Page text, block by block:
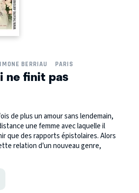
BERRIAU
PARIS
ne finit pas
de plus un amour sans lendemain,
une femme avec laquelle il
que des rapports épistolaires. Alors
relation d’un nouveau genre,